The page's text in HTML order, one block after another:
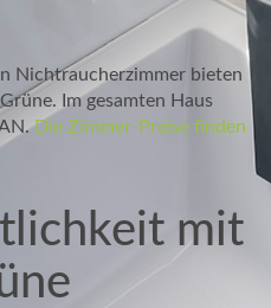
Nichtraucherzimmer bieten
Im gesamten Haus
Die Zimmer-Preise finden
mit